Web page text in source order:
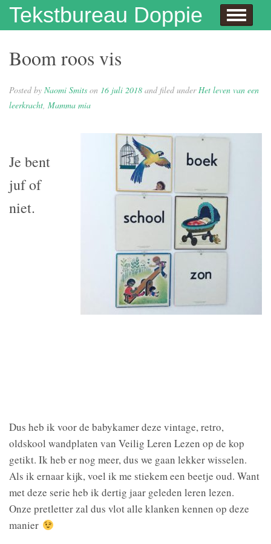
Tekstbureau Doppie
Hallo
Dit doe ik!
Dit doe ik ook!
Enthousiaste opdrachtgevers
Over mij
Publicaties
Wie niet leest is gek
Juf Naomi klapt uit de school
Eh…juf, hoe krijg je eigenlijk kinderen?
Columns
In de media
Contact
Privacybeleid
Boom roos vis
Posted by Naomi Smits on 16 juli 2018 and filed underHet leven van een
leerkracht, Mamma mia
Je bent
juf of
niet.
Dus heb ik voor de babykamer deze vintage, retro,
oldskool wandplaten van Veilig Leren Lezen op de kop
getikt. Ik heb er nog meer, dus we gaan lekker wisselen.
Als ik ernaar kijk, voel ik me stiekem een beetje oud. Want
met deze serie heb ik dertig jaar geleden leren lezen.
Onze pretletter zal dus vlot alle klanken kennen op deze
manier